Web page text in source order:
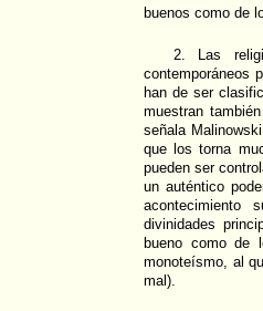
buenos como de
2. Las
contemporáneos
han de ser
muestran
señala
que los torna
pueden ser
un auténtico
acontecimiento
divinidades
bueno como de
monoteísmo, al
mal).